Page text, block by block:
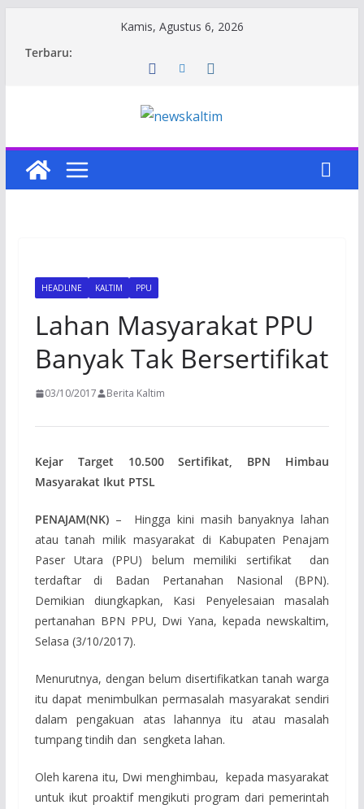
Kamis, Agustus 6, 2026
Terbaru:
HEADLINE KALTIM PPU
Lahan Masyarakat PPU
Banyak Tak Bersertifikat
03/10/2017 Berita Kaltim
Kejar Target 10.500 Sertifikat, BPN Himbau
Masyarakat Ikut PTSL
PENAJAM(NK)– Hingga kini masih banyaknya lahan
atau tanah milik masyarakat di Kabupaten Penajam
Paser Utara (PPU) belum memiliki sertifikat dan
terdaftar di Badan Pertanahan Nasional (BPN).
Demikian diungkapkan, Kasi Penyelesaian masalah
pertanahan BPN PPU, Dwi Yana, kepada newskaltim,
Selasa (3/10/2017).
Menurutnya, dengan belum disertifikatkan tanah warga
itu dapat menimbulkan permasalah masyarakat sendiri
dalam pengakuan atas lahannya itu atau masalah
tumpang tindih dan sengketa lahan.
Oleh karena itu, Dwi menghimbau, kepada masyarakat
untuk ikut proaktif mengikuti program dari pemerintah